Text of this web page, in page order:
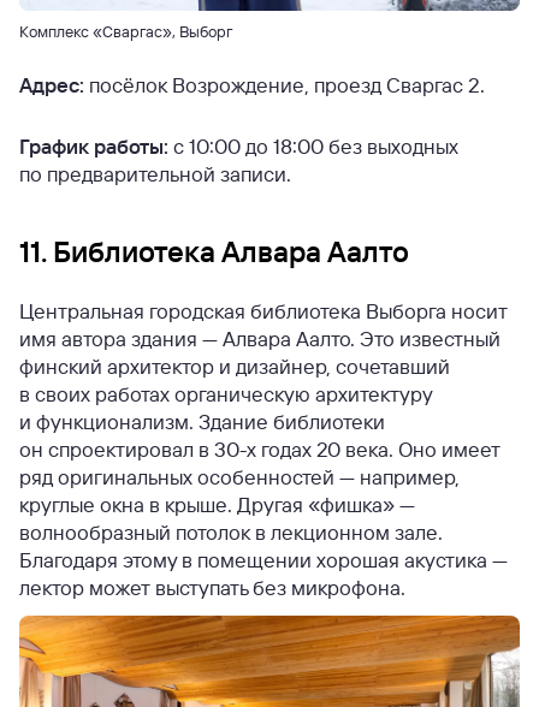
Комплекс «Сваргас», Выборг
Адрес: посёлок Возрождение, проезд Сваргас 2.
График работы: с 10:00 до 18:00 без выходных
по предварительной записи.
11. Библиотека Алвара Аалто
Центральная городская библиотека Выборга носит
имя автора здания — Алвара Аалто. Это известный
финский архитектор и дизайнер, сочетавший
в своих работах органическую архитектуру
и функционализм. Здание библиотеки
он спроектировал в 30-х годах 20 века. Оно имеет
ряд оригинальных особенностей — например,
круглые окна в крыше. Другая «фишка» —
волнообразный потолок в лекционном зале.
Благодаря этому в помещении хорошая акустика —
лектор может выступать без микрофона.